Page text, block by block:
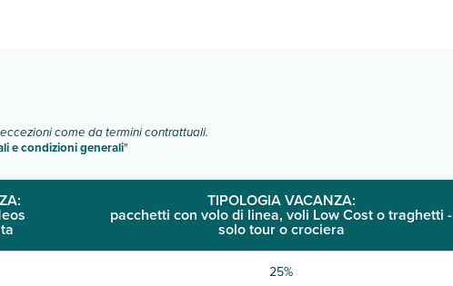
come da termini contrattuali.
e condizioni generali"
TIPOLOGIA VACANZA:
pacchetti con volo di linea, voli Low Cost o traghetti -
solo tour o crociera
25%